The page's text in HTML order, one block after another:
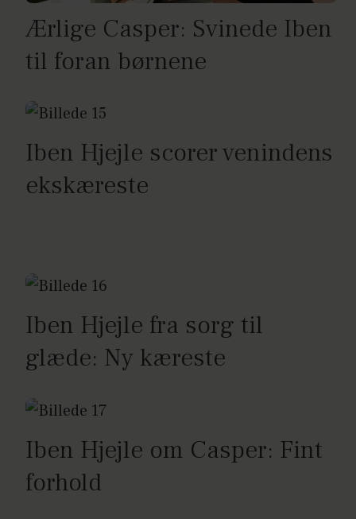
Ærlige Casper: Svinede Iben
til foran børnene
Iben Hjejle scorer venindens
ekskæreste
Iben Hjejle fra sorg til
glæde: Ny kæreste
Iben Hjejle om Casper: Fint
forhold